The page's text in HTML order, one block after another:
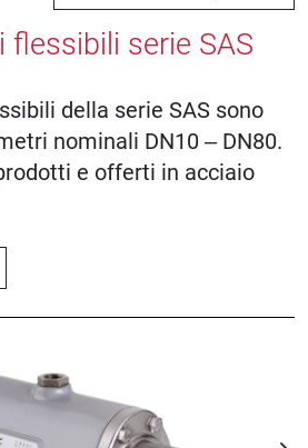
flessibili serie SAS
della serie SAS sono
nominali DN10 – DN80.
e offerti in acciaio